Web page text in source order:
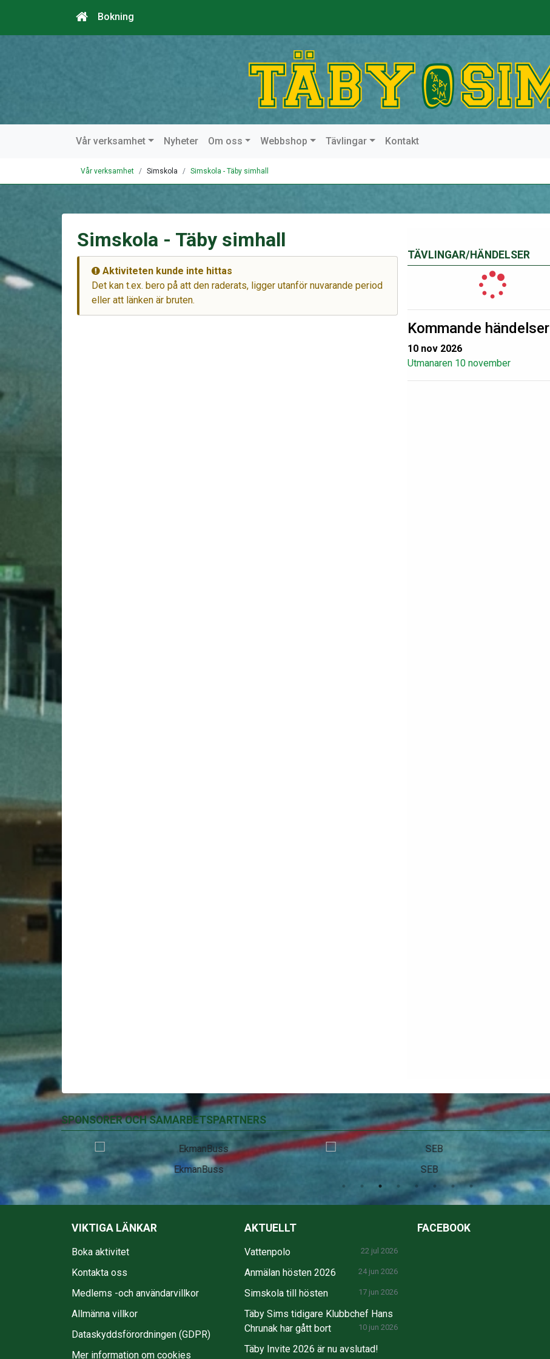
Bokning
Vår verksamhet Nyheter Om oss Webbshop Tävlingar Kontakt
Vår verksamhet Simskola Simskola - Täby simhall
TÄVLINGAR/HÄNDELSER
Kommande händelser
10 nov 2026
Utmanaren 10 november
Simskola - Täby simhall
Aktiviteten kunde inte hittas
Det kan t.ex. bero på att den raderats, ligger utanför nuvarande period
eller att länken är bruten.
SPONSORER OCH SAMARBETSPARTNERS
EkmanBuss
VIKTIGA LÄNKAR
Boka aktivitet
Kontakta oss
Medlems -och användarvillkor
Allmänna villkor
Dataskyddsförordningen (GDPR)
Mer information om cookies
AKTUELLT
Vattenpolo 22 jul 2026
Anmälan hösten 2026 24 jun 2026
Simskola till hösten 17 jun 2026
Täby Sims tidigare Klubbchef Hans
Chrunak har gått bort
10 jun 2026
Täby Invite 2026 är nu avslutad!
FACEBOOK